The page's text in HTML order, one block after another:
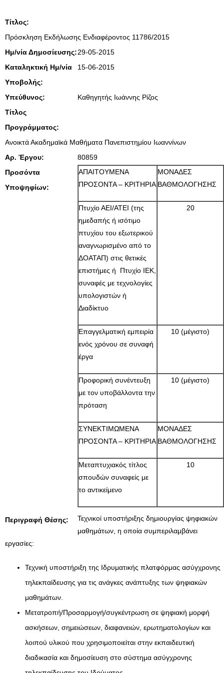
Τίτλος:
Πρόσκληση Εκδήλωσης Ενδιαφέροντος 11786/2015
Ημ/νία Δημοσίευσης:29-05-2015
Καταληκτική Ημ/νία
Υποβολής:
15-06-2015
Υπεύθυνος:
Καθηγητής Ιωάννης Ρίζος
Τίτλος
Προγράμματος:
Ανοικτά Ακαδημαϊκά Μαθήματα Πανεπιστημίου Ιωαννίνων
Αρ. Έργου:
80859
Προσόντα
Υποψηφίων:
ΑΠΑΙΤΟΥΜΕΝΑ
ΠΡΟΣΟΝΤΑ – ΚΡΙΤΗΡΙΑ
ΜΟΝΑΔΕΣ
ΒΑΘΜΟΛΟΓΗΣΗΣ
Πτυχίο ΑΕΙ/ΑΤΕΙ (της
ημεδαπής ή ισότιμο
πτυχίου του εξωτερικού
αναγνωρισμένο από το
ΔΟΑΤΑΠ) στις θετικές
επιστήμες ή Πτυχίο ΙΕΚ,
συναφές με τεχνολογίες
υπολογιστών ή
Διαδίκτυο
20
Επαγγελματική εμπειρία
ενός χρόνου σε συναφή
έργα
10 (μέγιστο)
Προφορική συνέντευξη
με τον υποβάλλοντα την
πρόταση
10 (μέγιστο)
ΣΥΝΕΚΤΙΜΩΜΕΝΑ
ΠΡΟΣΟΝΤΑ – ΚΡΙΤΗΡΙΑ
ΜΟΝΑΔΕΣ
ΒΑΘΜΟΛΟΓΗΣΗΣ
Μεταπτυχιακός τίτλος
σπουδών συναφείς με
το αντικείμενο
10
Περιγραφή Θέσης:
Τεχνικοί υποστήριξης δημιουργίας ψηφιακών
μαθημάτων, η οποία συμπεριλαμβάνει
εργασίες:
Τεχνική υποστήριξη της Ιδρυματικής πλατφόρμας ασύγχρονης
τηλεκπαίδευσης για τις ανάγκες ανάπτυξης των ψηφιακών
μαθημάτων.
Μετατροπή/Προσαρμογή/συγκέντρωση σε ψηφιακή μορφή
ασκήσεων, σημειώσεων, διαφανειών, ερωτηματολογίων και
λοιπού υλικού που χρησιμοποιείται στην εκπαιδευτική
διαδικασία και δημοσίευση στο σύστημα ασύγχρονης